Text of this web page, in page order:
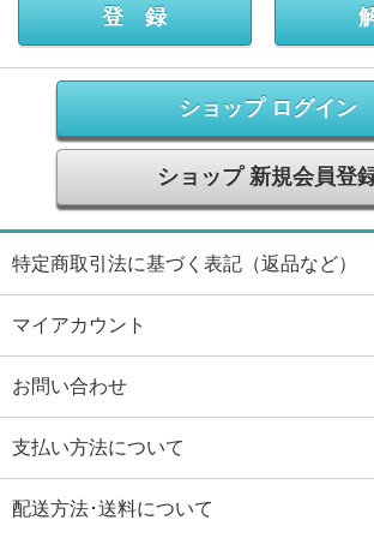
ショップ ログイン
ショップ 新規会員登
特定商取引法に基づく表記（返品など）
マイアカウント
お問い合わせ
支払い方法について
配送方法･送料について